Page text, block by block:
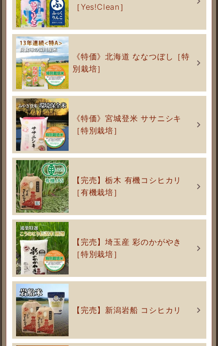
［Yes!Clean］
《特価》北海道 ななつぼし［特
別栽培］
《特価》宮城登米 ササニシキ
［特別栽培］
【完売】栃木 有機コシヒカリ
［有機栽培］
【完売】埼玉産 彩のかがやき
［特別栽培］
【完売】新潟岩船 コシヒカリ